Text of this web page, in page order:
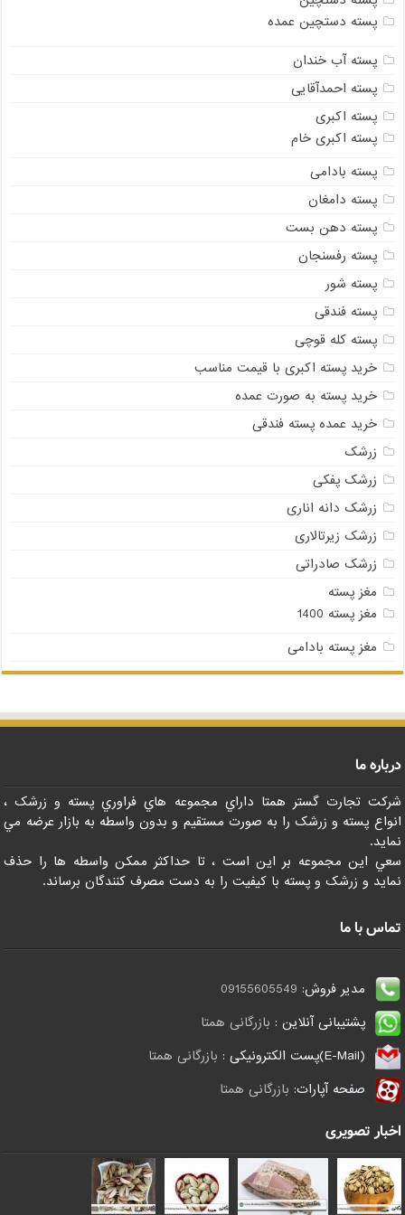
پسته دستچین عمده
پسته آب خندان
پسته احمدآقایی
پسته اکبری
پسته اکبری خام
پسته بادامی
پسته دامغان
پسته دهن بست
پسته رفسنجان
پسته شور
پسته فندقی
پسته کله قوچی
خرید پسته اکبری با قیمت مناسب
خرید پسته به صورت عمده
خرید عمده پسته فندقی
زرشک
زرشک پفکی
زرشک دانه اناری
زرشک زیرتالاری
زرشک صادراتی
مغز پسته
مغز پسته 1400
مغز پسته بادامی
درباره ما
شرکت تجارت گستر همتا داراي مجموعه هاي فراوري پسته و زرشک ،
انواع پسته و زرشک را به صورت مستقيم و بدون واسطه به بازار عرضه مي
نمايد.
سعي اين مجموعه بر اين است ، تا حداکثر ممکن واسطه ها را حذف
نمايد و زرشک و پسته با کيفيت را به دست مصرف کنندگان برساند.
تماس با ما
مدیر فروش: 09155605549
پشتیبانی آنلاین : بازرگانی همتا
(E-Mail)پست الکترونیکی :
بازرگانی همتا
صفحه آپارات: بازرگانی همتا
اخبار تصویری